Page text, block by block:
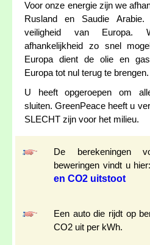
Voor onze energie zijn we
Rusland en Saudie
veiligheid van Europa.
afhankelijkheid zo snel
Europa dient de olie en
Europa tot nul terug te brengen.
U heeft opgeroepen om
sluiten. GreenPeace heeft u
SLECHT zijn voor het milieu.
De berekeningen
beweringen vindt u hier:
en CO2 uitstoot
Een auto die rijdt op
CO2 uit per kWh.